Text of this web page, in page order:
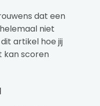
dat een
niet
artikel hoe jij
kan scoren